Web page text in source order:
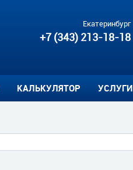
Екатеринбург
+7 (343) 213-18-18
КАЛЬКУЛЯТОР УСЛУГИ